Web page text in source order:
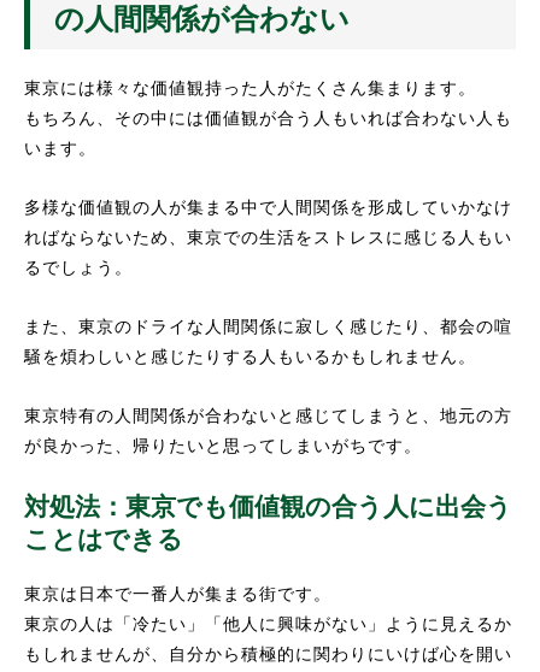
の人間関係が合わない
東京には様々な価値観持った人がたくさん集まります。
もちろん、その中には価値観が合う人もいれば合わない人も
います。
多様な価値観の人が集まる中で人間関係を形成していかなけ
ればならないため、東京での生活をストレスに感じる人もい
るでしょう。
また、東京のドライな人間関係に寂しく感じたり、都会の喧
騒を煩わしいと感じたりする人もいるかもしれません。
東京特有の人間関係が合わないと感じてしまうと、地元の方
が良かった、帰りたいと思ってしまいがちです。
対処法：東京でも価値観の合う人に出会う
ことはできる
東京は日本で一番人が集まる街です。
東京の人は「冷たい」「他人に興味がない」ように見えるか
もしれませんが、自分から積極的に関わりにいけば心を開い